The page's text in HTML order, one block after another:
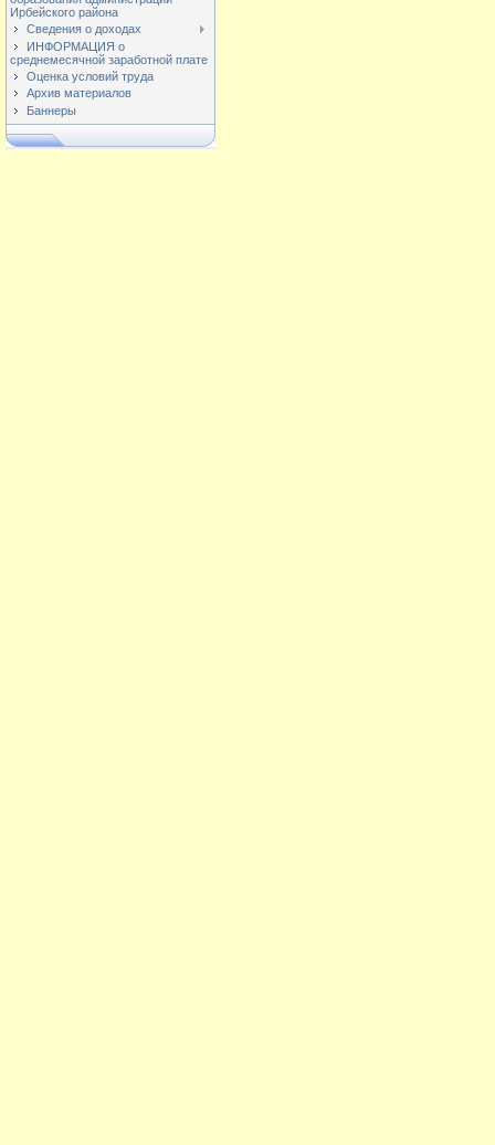
Ирбейского района
Сведения о доходах
ИНФОРМАЦИЯ о
среднемесячной заработной плате
Оценка условий труда
Архив материалов
Баннеры